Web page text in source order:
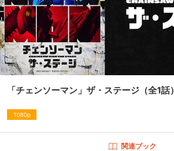
「チェンソーマン」ザ・ステージ （全1話）
1080p
関連ブック